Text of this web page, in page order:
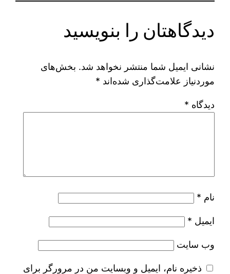
دیدگاهتان را بنویسید
نشانی ایمیل شما منتشر نخواهد شد. بخش‌های
موردنیاز علامت‌گذاری شده‌اند *
دیدگاه *
نام *
ایمیل *
وب‌ سایت
ذخیره نام، ایمیل و وبسایت من در مرورگر برای